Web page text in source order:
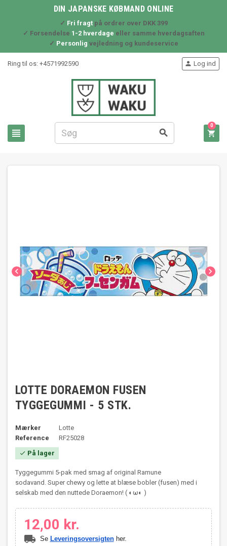
DIN JAPANSKE KØBMAND ONLINE
✓ Fri fragtpå ordrer over DKK 399
✓ Forsendelse 1-2 hverdage eller samme hverdagsaften
✓ Personlig vejledning og kundeservice
Ring til os: +4571992590
 
 Log ind

0
 
LOTTE DORAEMON FUSEN
TYGGEGUMMI - 5 STK.
Mærker
Lotte
Reference
RF25028
 På lager
Tyggegummi 5-pak med smag af original Ramune
sodavand. Super chewy og lette at blæse bobler (fusen) med i
selskab med den nuttede Doraemon! ( ◐ω◐ )
12,00 kr.
local_shipping Se Leveringsoversigtenher.